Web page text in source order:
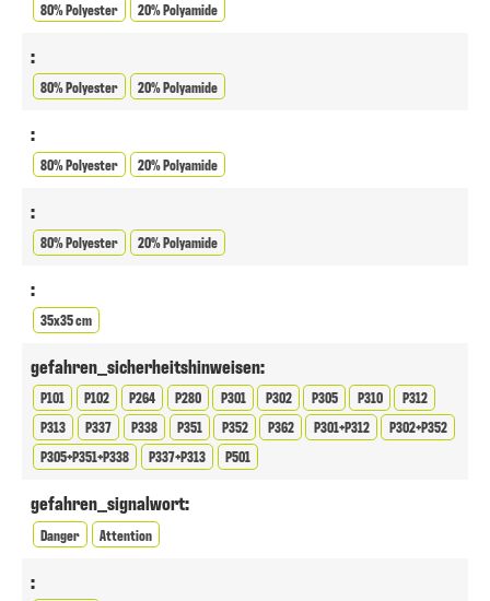
80% Polyester 20% Polyamide
:
80% Polyester 20% Polyamide
:
80% Polyester 20% Polyamide
:
80% Polyester 20% Polyamide
:
35x35 cm
gefahren_sicherheitshinweisen:
P101 P102 P264 P280 P301 P302 P305 P310
P312
P313
P337 P338 P351 P352 P362 P301+P312
P302+P352
P305+P351+P338
P337+P313 P501
gefahren_signalwort:
Danger Attention
: